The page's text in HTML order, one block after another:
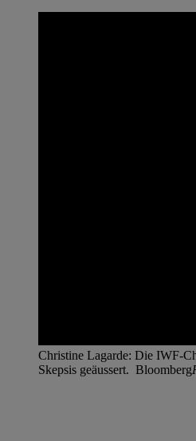
Christine Lagarde: Die IWF-
Skepsis geäussert. Bloomberg